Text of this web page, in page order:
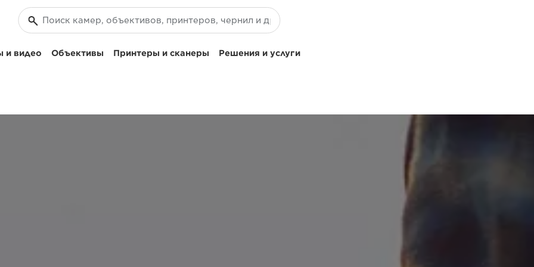
и видео Объективы Принтеры и сканеры Решения и услуги